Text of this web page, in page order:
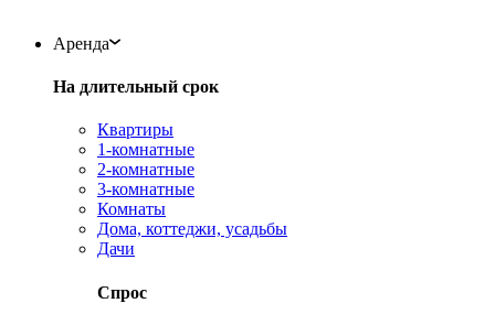
Аренда
На длительный срок
Квартиры
1-комнатные
2-комнатные
3-комнатные
Комнаты
Дома, коттеджи, усадьбы
Дачи
Спрос